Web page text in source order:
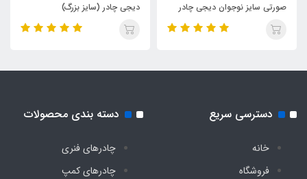
صورتی سایز نوجوان دیجی چادر
دیجی چادر (سایز بزرگ)
دسترسی سریع
خانه
فروشگاه
دسته بندی محصولات
چادرهای فنری
چادرهای کمپ